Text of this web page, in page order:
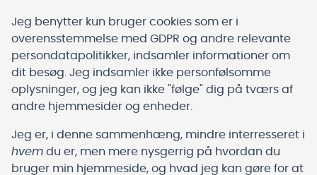
Jeg benytter kun bruger cookies som er i
overensstemmelse med GDPR og andre relevante
persondatapolitikker, indsamler informationer om
dit besøg. Jeg indsamler ikke personfølsomme
oplysninger, og jeg kan ikke "følge" dig på tværs af
andre hjemmesider og enheder.
Jeg er, i denne sammenhæng, mindre interresseret i
hvem du er, men mere nysgerrig på hvordan du
bruger min hjemmeside, og hvad jeg kan gøre for at